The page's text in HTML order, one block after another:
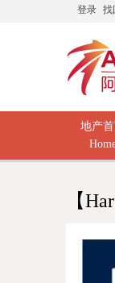
登录 找
地产
【